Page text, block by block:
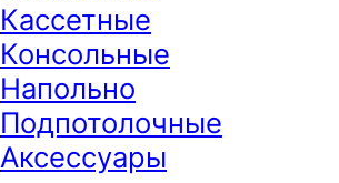
Кассетные
Консольные
Напольно
Подпотолочные
Аксессуары